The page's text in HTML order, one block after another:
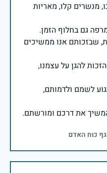
מנשרים קלו, מאריות
שבזכותם אנו ממשיכים
להגן על עצמנו,
לשמם ולדמותם,
את דרכם ומורשתם.
כוח האדם